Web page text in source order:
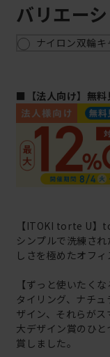
バリエー
ナイロン双輪キ
■【法人向け】無料
【ITOKI torte U】
シンプルで洗練さ
しさを極めたオフィ
【ずっと使いたく
タイリング、ナチ
ザイン、それらが
大デザイン賞のひ
賞しました。